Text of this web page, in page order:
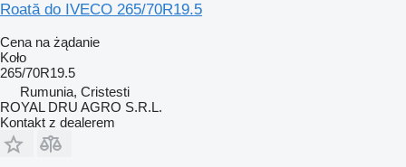
Roată do IVECO 265/70R19.5
Cena na żądanie
Koło
265/70R19.5
Rumunia, Cristesti
ROYAL DRU AGRO S.R.L.
Kontakt z dealerem